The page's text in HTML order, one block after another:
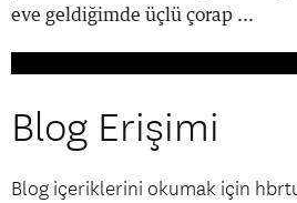
eve geldiğimde üçlü çorap ...
Blog Erişimi
Blog içeriklerini okumak için